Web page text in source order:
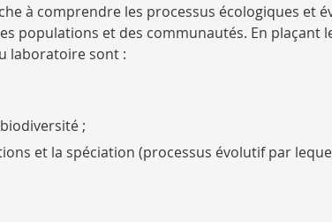
à comprendre les processus écologiques et
populations et des communautés. En plaçant
laboratoire sont :
;
et la spéciation (processus évolutif par